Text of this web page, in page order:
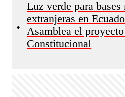
•
Luz verde para bases
extranjeras en
Asamblea el
Constitucional